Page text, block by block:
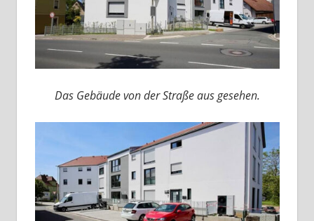
Das Gebäude von der Straße aus gesehen.